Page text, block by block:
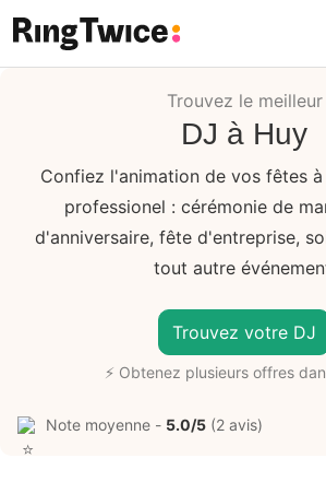
Ring Twice
Trouvez le meilleur
DJ à Huy
Confiez l'animation de vos fêtes
professionel : cérémonie de
d'anniversaire, fête d'entreprise,
tout autre
Trouvez votre DJ
⚡ Obtenez plusieurs offres
Note moyenne - 5.0/5 (2 avis)